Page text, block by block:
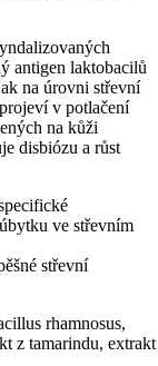
antigen laktobacilů
na úrovni střevní
v potlačení
na kůži
disbiózu a růst
ve střevním
střevní
rhamnosus,
z tamarindu, extrakt